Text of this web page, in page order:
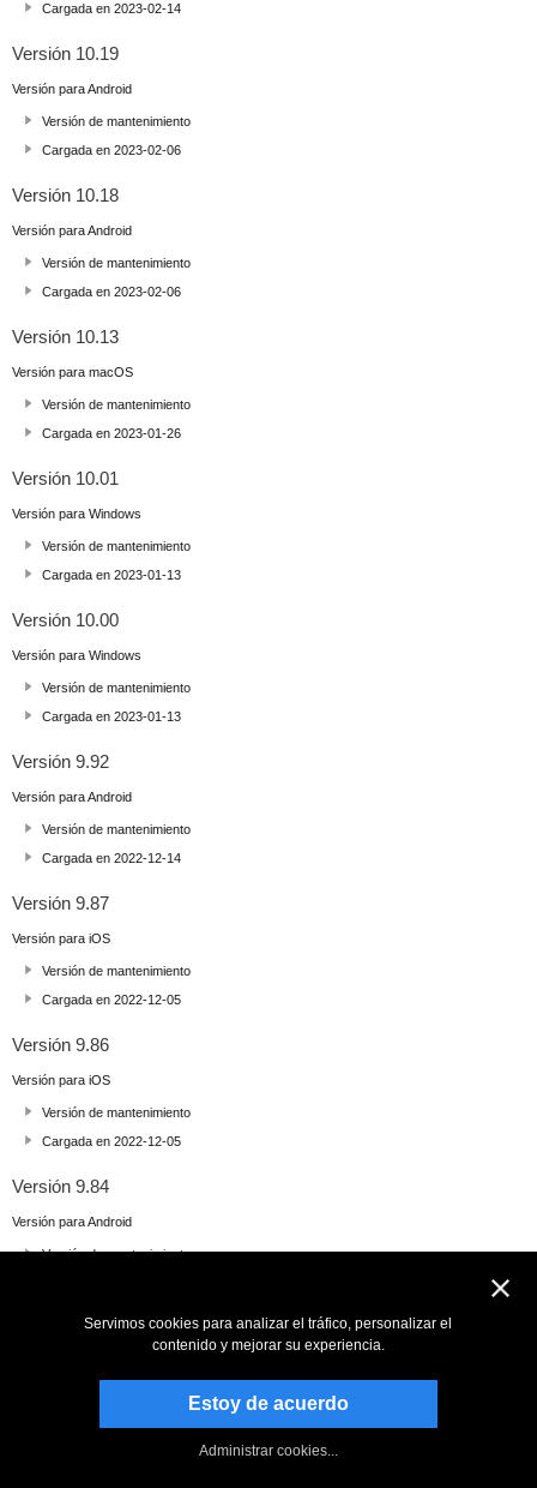
Cargada en 2023-02-14
Versión 10.19
Versión para Android
Versión de mantenimiento
Cargada en 2023-02-06
Versión 10.18
Versión para Android
Versión de mantenimiento
Cargada en 2023-02-06
Versión 10.13
Versión para macOS
Versión de mantenimiento
Cargada en 2023-01-26
Versión 10.01
Versión para Windows
Versión de mantenimiento
Cargada en 2023-01-13
Versión 10.00
Versión para Windows
Versión de mantenimiento
Cargada en 2023-01-13
Versión 9.92
Versión para Android
Versión de mantenimiento
Cargada en 2022-12-14
Versión 9.87
Versión para iOS
Versión de mantenimiento
Cargada en 2022-12-05
Versión 9.86
Versión para iOS
Versión de mantenimiento
Cargada en 2022-12-05
Versión 9.84
Versión para Android
Versión de mantenimiento
Versión 9.78
Versión de mantenimiento
Servimos cookies para analizar el tráfico, personalizar el
contenido y mejorar su experiencia.
Estoy de acuerdo
Administrar cookies...